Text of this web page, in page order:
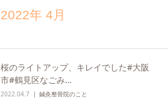
2022年 4月
桜のライトアップ、キレイでした#大阪
市#鶴見区なごみ…
2022.04.7 鍼灸整骨院のこと